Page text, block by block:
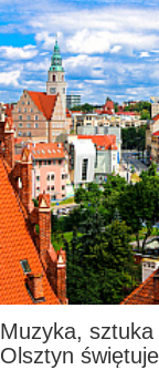
Muzyka,
Olsztyn